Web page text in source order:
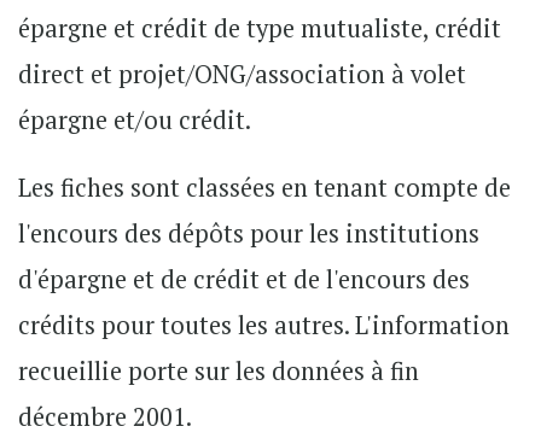
épargne et crédit de type mutualiste, crédit
direct et projet/ONG/association à volet
épargne et/ou crédit.
Les fiches sont classées en tenant compte de
l'encours des dépôts pour les institutions
d'épargne et de crédit et de l'encours des
crédits pour toutes les autres. L'information
recueillie porte sur les données à fin
décembre 2001.